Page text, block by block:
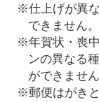
※仕上げが異
できません。
※年賀状・喪
ンの異なる
ができません
※郵便はがき